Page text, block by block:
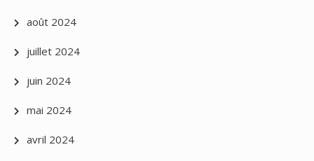
août 2024
juillet 2024
juin 2024
mai 2024
avril 2024